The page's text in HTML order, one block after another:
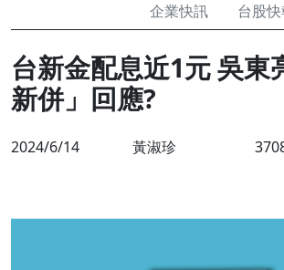
企業快訊
台股
台新金配息近1元 吳東
新併」回應?
2024/6/14 黃淑珍